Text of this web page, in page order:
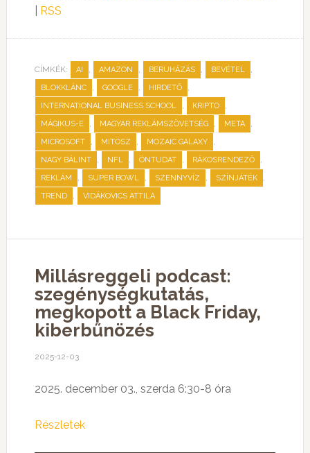
RSS
CÍMKÉK: AI , AMAZON , BERUHÁZÁS , BEVÉTEL ,
BLOKKLÁNC , GOOGLE , HIRDETŐ ,
INTERNATIONAL BUSINESS SCHOOL , KRIPTO ,
MÁGIKUS-E , MAGYAR REKLÁMSZÖVETSÉG , META ,
MICROSOFT , MITOSZ , MOZAIC GALAXY ,
NAGY BÁLINT , NFL , ÖNTUDAT , RÁKOSRENDEZŐ ,
REKLÁM , SUPER BOWL , SZENNYVÍZ , SZÍNJÁTÉK ,
TREND , VIDÁKOVICS ATTILA
Millásreggeli podcast:
szegénységkutatás,
megkopott a Black Friday,
kiberbűnözés
2025-12-03
2025. december 03., szerda 6:30-8 óra
Részletek